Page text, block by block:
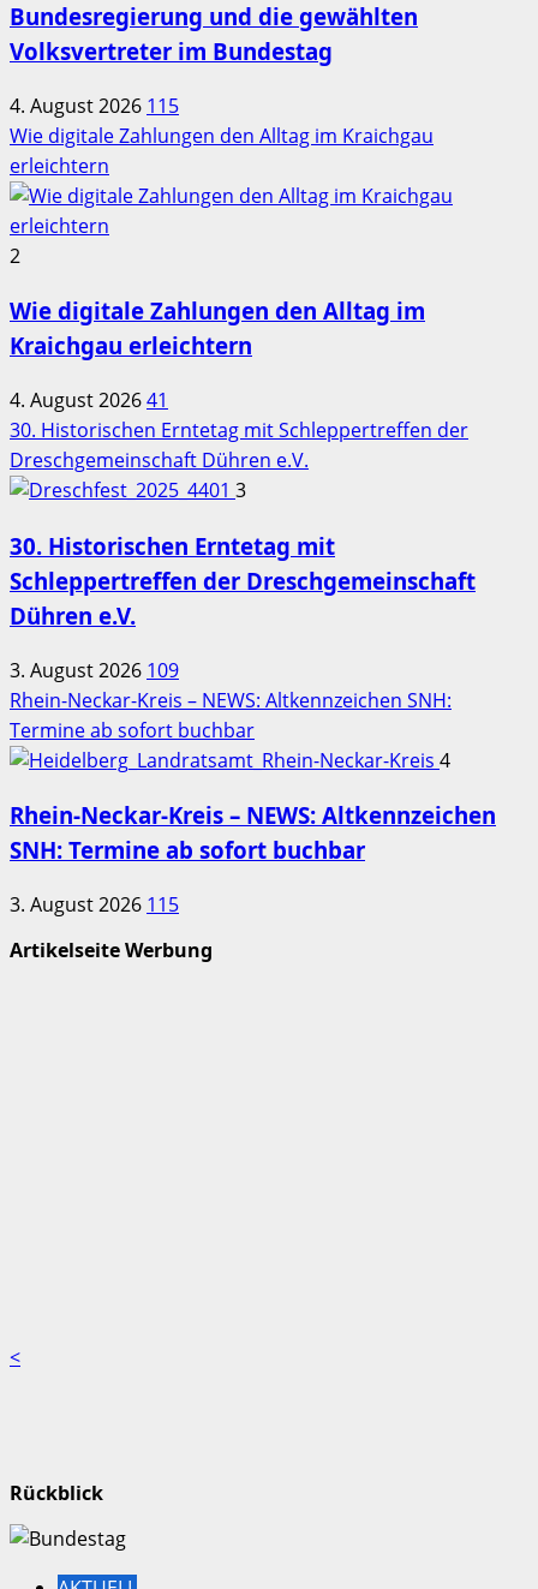
Bundesregierung und die gewählten
Volksvertreter im Bundestag
4. August 2026 115
Wie digitale Zahlungen den Alltag im Kraichgau
erleichtern
2
Wie digitale Zahlungen den Alltag im
Kraichgau erleichtern
4. August 202641
30. Historischen Erntetag mit Schleppertreffen der
Dreschgemeinschaft Dühren e.V.
3
30. Historischen Erntetag mit
Schleppertreffen der Dreschgemeinschaft
Dühren e.V.
3. August 2026 109
Rhein-Neckar-Kreis – NEWS: Altkennzeichen SNH:
Termine ab sofort buchbar
4
Rhein-Neckar-Kreis – NEWS: Altkennzeichen
SNH: Termine ab sofort buchbar
3. August 2026 115
Artikelseite Werbung
<
Rückblick